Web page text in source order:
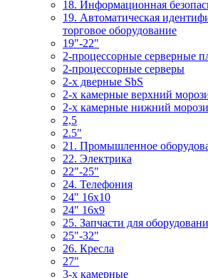
18. Информационная
19. Автоматическая
торговое оборудование
19"-22"
2-процессорные серверные
2-процессорные серверы
2-х дверные SbS
2-х камерные верхний
2-х камерные нижний
2,5
2.5"
21. Промышленное
22. Электрика
22"-25"
24. Телефония
24" 16x10
24" 16x9
25. Запчасти для
25"-32"
26. Кресла
27"
3-x камерные